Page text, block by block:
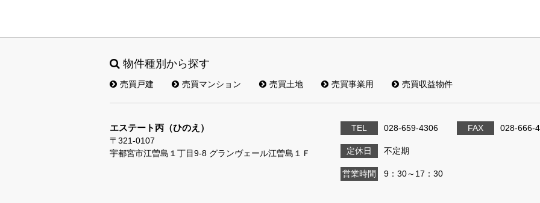
物件種別から探す
売買戸建 売買マンション 売買土地 売買事業用 売買収益物件
エステート丙（ひのえ）
〒321-0107
宇都宮市江曽島１丁目9-8 グランヴェール江曽島１Ｆ
TEL 028-659-4306 FAX 028-666-
定休日 不定期
営業時間 9：30～17：30